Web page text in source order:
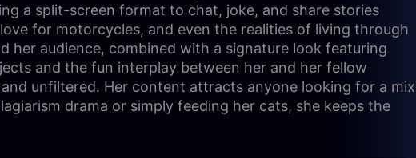
a split-screen format to chat, joke, and share stories
for motorcycles, and even the realities of living through
her audience, combined with a signature look featuring
and the fun interplay between her and her fellow
unfiltered. Her content attracts anyone looking for a mix
drama or simply feeding her cats, she keeps the